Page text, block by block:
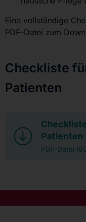
Eine vollständige
PDF-Datei zum
Checkliste
Patienten
Patienten
PDF-Datei